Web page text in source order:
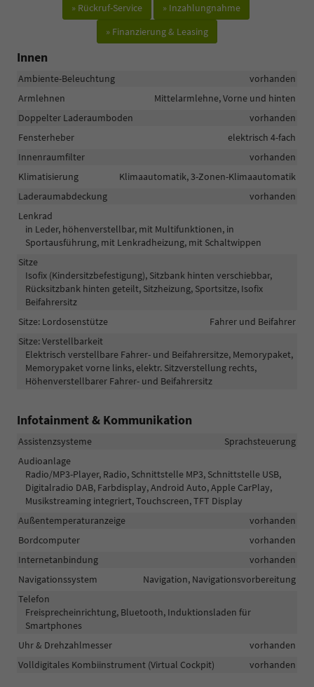
» Rückruf-Service
» Inzahlungnahme
» Finanzierung & Leasing
Innen
Ambiente-Beleuchtung
vorhanden
Armlehnen
Mittelarmlehne, Vorne und hinten
Doppelter Laderaumboden
vorhanden
Fensterheber
elektrisch 4-fach
Innenraumfilter
vorhanden
Klimatisierung
Klimaautomatik, 3-Zonen-Klimaautomatik
Laderaumabdeckung
vorhanden
Lenkrad
in Leder, höhenverstellbar, mit Multifunktionen, in
Sportausführung, mit Lenkradheizung, mit Schaltwippen
Sitze
Isofix (Kindersitzbefestigung), Sitzbank hinten verschiebbar,
Rücksitzbank hinten geteilt, Sitzheizung, Sportsitze, Isofix
Beifahrersitz
Sitze: Lordosenstütze
Fahrer und Beifahrer
Sitze: Verstellbarkeit
Elektrisch verstellbare Fahrer- und Beifahrersitze, Memorypaket,
Memorypaket vorne links, elektr. Sitzverstellung rechts,
Höhenverstellbarer Fahrer- und Beifahrersitz
Infotainment & Kommunikation
Assistenzsysteme
Sprachsteuerung
Audioanlage
Radio/MP3-Player, Radio, Schnittstelle MP3, Schnittstelle USB,
Digitalradio DAB, Farbdisplay, Android Auto, Apple CarPlay,
Musikstreaming integriert, Touchscreen, TFT Display
Außentemperaturanzeige
vorhanden
Bordcomputer
vorhanden
Internetanbindung
vorhanden
Navigationssystem
Navigation, Navigationsvorbereitung
Telefon
Freisprecheinrichtung, Bluetooth, Induktionsladen für
Smartphones
Uhr & Drehzahlmesser
vorhanden
Volldigitales Kombiinstrument (Virtual Cockpit)
vorhanden